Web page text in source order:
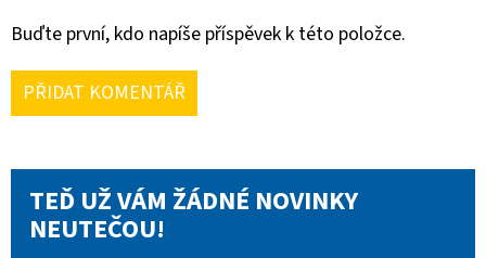
Buďte první, kdo napíše příspěvek k této položce.
PŘIDAT KOMENTÁŘ
TEĎ UŽ VÁM ŽÁDNÉ NOVINKY
NEUTEČOU!